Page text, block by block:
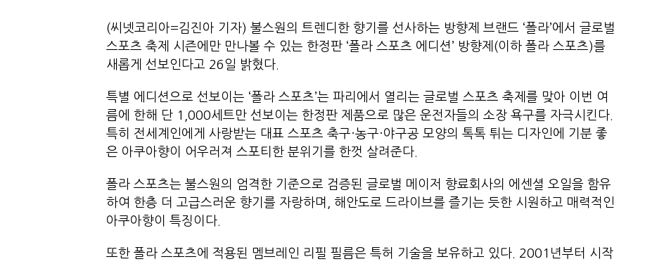
(씨넷코리아=김진아 기자) 불스원의 트렌디한 향기를 선사하는 방향제 브랜드 ‘폴라’에서 글로벌
스포츠 축제 시즌에만 만나볼 수 있는 한정판 ‘폴라 스포츠 에디션’ 방향제(이하 폴라 스포츠)를
새롭게 선보인다고 26일 밝혔다.
특별 에디션으로 선보이는 ‘폴라 스포츠’는 파리에서 열리는 글로벌 스포츠 축제를 맞아 이번 여
름에 한해 단 1,000세트만 선보이는 한정판 제품으로 많은 운전자들의 소장 욕구를 자극시킨다.
특히 전세계인에게 사랑받는 대표 스포츠 축구·농구·야구공 모양의 톡톡 튀는 디자인에 기분 좋
은 아쿠아향이 어우러져 스포티한 분위기를 한껏 살려준다.
폴라 스포츠는 불스원의 엄격한 기준으로 검증된 글로벌 메이저 향료회사의 에센셜 오일을 함유
하여 한층 더 고급스러운 향기를 자랑하며, 해안도로 드라이브를 즐기는 듯한 시원하고 매력적인
아쿠아향이 특징이다.
또한 폴라 스포츠에 적용된 멤브레인 리필 필름은 특허 기술을 보유하고 있다. 2001년부터 시작